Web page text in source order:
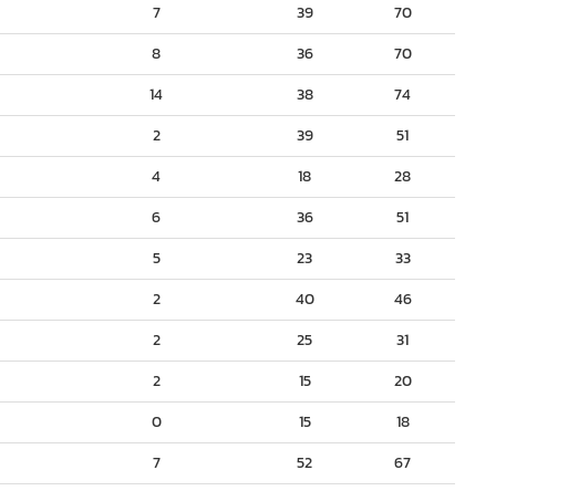
7 39
70
8 36
70
14 38
74
2 39
51
4 18
28
6 36
51
5 23
33
2 40
46
2 25
31
2 15
20
0 15
18
7 52
67